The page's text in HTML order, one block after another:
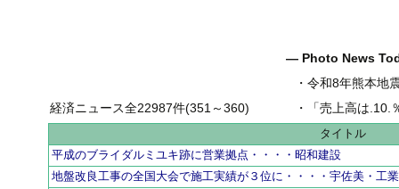
― Photo News
・令和8年熊本地
・
「売上高は.10.％増の
経済ニュース全22987件(351～360)
タイトル
平成のブライダルミユキ跡に営業拠点・・・・昭和建設
地盤改良工事の全国大会で施工実績が３位に・・・・宇佐美・工業